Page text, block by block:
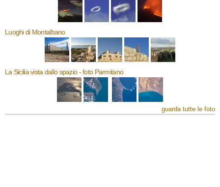
Luoghi di Montalbano
La Sicilia vista dallo spazio - foto Parmitano
guarda tutte le foto